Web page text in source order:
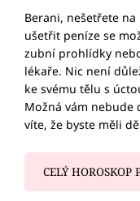
Berani, nešetřete na
ušetřit peníze se
zubní prohlídky
lékaře. Nic není
ke svému tělu s
Možná vám
víte, že byste měli
CELÝ HOROSKOP